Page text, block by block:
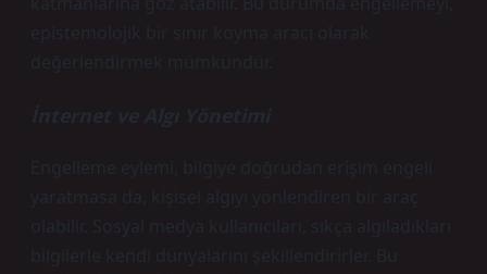
epistemolojik bir sınır koyma aracı olarak
değerlendirmek mümkündür.
İnternet ve Algı Yönetimi
Engelleme eylemi, bilgiye doğrudan erişim engeli
yaratmasa da, kişisel algıyı yönlendiren bir araç
olabilir. Sosyal medya kullanıcıları, sıkça algıladıkları
bilgilerle kendi dünyalarını şekillendirirler. Bu